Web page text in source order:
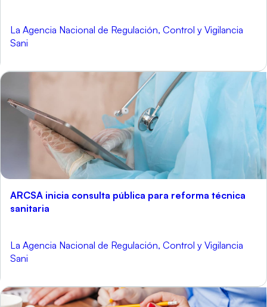
La Agencia Nacional de Regulación, Control y Vigilancia
Sani
ARCSA inicia consulta pública para reforma técnica
sanitaria
La Agencia Nacional de Regulación, Control y Vigilancia
Sani